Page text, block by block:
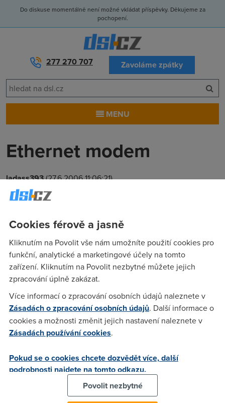
Do diskuse momentálně není možné vkládat příspěvky. Děkujeme za
pochopení.
277 270 707 Zavoláme zpátky
MENU
Ethernet modem
ladass393(27.6.2006 11:06:21)
prodame modem ADSL ZyXEL 660H Ethernet
indexcate=1079416273&indexcate1=1021877946&indexF cena
999,- pocitace@hradeknadnisou.com
Anonym(27.6.2006 11:39:20)
Anonym(27.6.2006 12:33:59)
Aaa, zase ten socialni ubozak
ladass393(28.6.2006 12:13:39)
Cookies férově a jasně
Kliknutím na Povolit vše nám umožníte použití cookies pro
funkční, analytické a marketingové účely na tomto
zařízení. Kliknutím na Povolit nezbytné můžete jejich
zpracování úplně zakázat.
Více informací o zpracování osobních údajů naleznete v
Zásadách o zpracování osobních údajů. Další informace o
cookies a možnosti změnit jejich nastavení naleznete v
Zásadách používání cookies.
Pokud se o cookies chcete dozvědět více, další
podrobnosti najdete na tomto odkazu.
Povolit nezbytné